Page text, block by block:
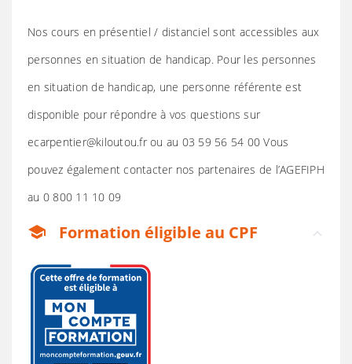
Nos cours en présentiel / distanciel sont accessibles aux
personnes en situation de handicap. Pour les personnes
en situation de handicap, une personne référente est
disponible pour répondre à vos questions sur
ecarpentier@kiloutou.fr ou au 03 59 56 54 00 Vous
pouvez également contacter nos partenaires de l’AGEFIPH
au 0 800 11 10 09
school Formation éligible au CPF